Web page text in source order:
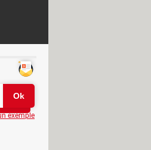
exemple